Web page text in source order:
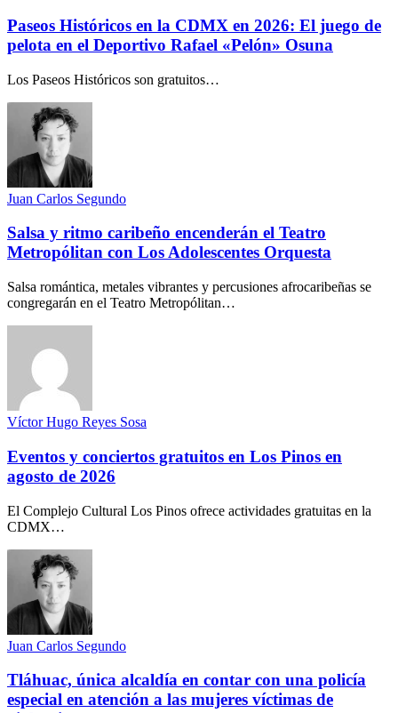
Paseos Históricos en la CDMX en 2026: El juego de
pelota en el Deportivo Rafael «Pelón» Osuna
Los Paseos Históricos son gratuitos…
Juan Carlos Segundo
Salsa y ritmo caribeño encenderán el Teatro
Metropólitan con Los Adolescentes Orquesta
Salsa romántica, metales vibrantes y percusiones afrocaribeñas se
congregarán en el Teatro Metropólitan…
Víctor Hugo Reyes Sosa
Eventos y conciertos gratuitos en Los Pinos en
agosto de 2026
El Complejo Cultural Los Pinos ofrece actividades gratuitas en la
CDMX…
Juan Carlos Segundo
Tláhuac, única alcaldía en contar con una policía
especial en atención a las mujeres víctimas de